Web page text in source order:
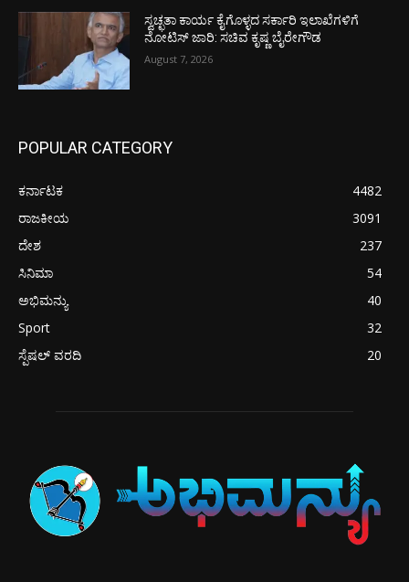
ಸ್ವಚ್ಛತಾ ಕಾರ್ಯ ಕೈಗೊಳ್ಳದ ಸರ್ಕಾರಿ ಇಲಾಖೆಗಳಿಗೆ
ನೋಟಿಸ್ ಜಾರಿ: ಸಚಿವ ಕೃಷ್ಣ ಬೈರೇಗೌಡ
August 7, 2026
POPULAR CATEGORY
ಕರ್ನಾಟಕ
4482
ರಾಜಕೀಯ
3091
ದೇಶ
237
ಸಿನಿಮಾ
54
ಅಭಿಮನ್ಯು
40
Sport
32
ಸ್ಪೆಷಲ್ ವರದಿ
20